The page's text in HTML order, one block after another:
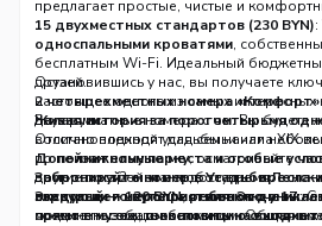
предлагает простые, чистые и
соотношением цены и качества.
15 двухместных стандартов (230 BYN)
односпальными кроватями,
бесплатным Wi-Fi. Идеальный
друзей.
2 четырехместных номера «Комфорт»
двухкомнатные номера счетырьмя
Отлично подходят для семьи или
Дополнительные места и особые
номерах на 2-м этаже доступныкресла-
взрослый — 120 BYN, ребенок до 17
соединены общим балконом. Общая
Остановившись у нас, вы получаете
настоящее одного из самых интересных
Беларуси.
Живая история за порогом: Вы будете
восстановленной усадьбы начала XIX
попейзажному парку, осматривайте
другие постройки в любое время.
Экскурсии и мероприятия включены: С
можете посещатьэкспозицию о
Забронируйте номер в Усадьбе
следующего путешествия. Это
прямо в музее, сэкономить на